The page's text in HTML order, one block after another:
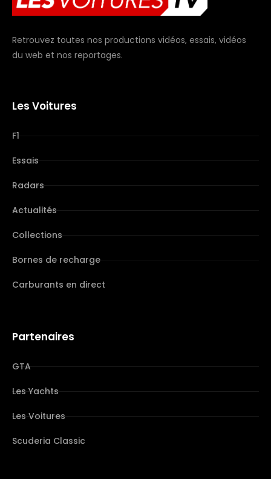
Retrouvez toutes nos productions vidéos, essais, vidéos
du web et nos reportages.
Les Voitures
F1
Essais
Radars
Actualités
Collections
Bornes de recharge
Carburants en direct
Partenaires
GTA
Les Yachts
Les Voitures
Scuderia Classic